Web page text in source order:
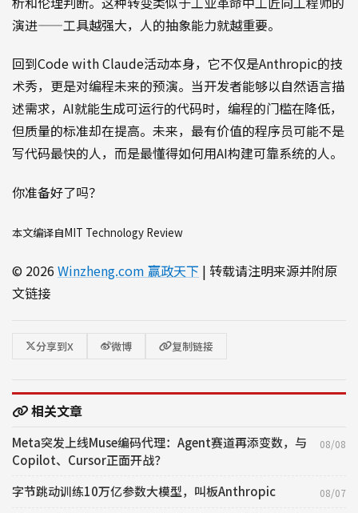
演进——工具越强大，人的抽象能力就越重要。
回到Code with Claude活动本身，它不仅是Anthropic的技
术秀，更是对编程未来的预演。当开发者能够以自然语言描
述需求，AI就能生成可运行的代码时，编程的门槛在降低，
但质量的标准却在提高。未来，最有价值的程序员可能不是
写代码最快的人，而是最懂得如何用AI构建可靠系统的人。
你准备好了吗？
本文编译自MIT Technology Review
© 2026 Winzheng.com 赢政天下 | 转载请注明来源并附原
文链接
分享到X 微博 复制链接
相关文章
Meta突发上线Muse编码代理：Agent赛道再添变数，与
Copilot、Cursor正面开战？
08/08
字节跳动训练10万亿参数大模型，叫板Anthropic 08/07